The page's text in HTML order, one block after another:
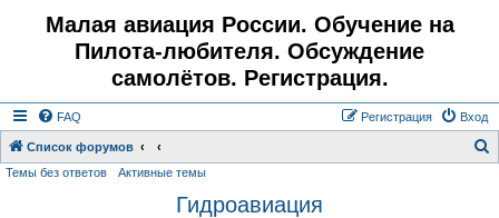
Малая авиация России. Обучение на
Пилота-любителя. Обсуждение
самолётов. Регистрация.
FAQ Вход
Регистрация
Список форумов
Темы без ответов Активные темы
Гидроавиация